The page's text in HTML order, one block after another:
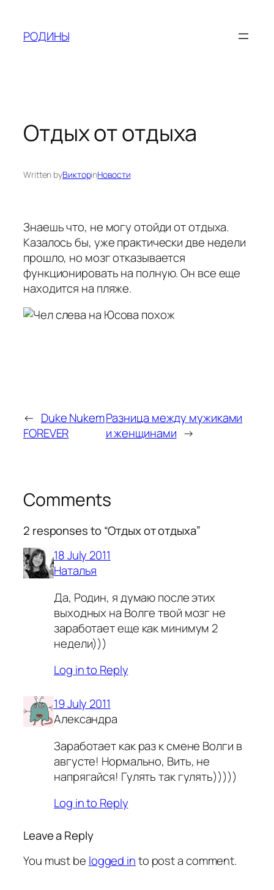
content
РОДИНЫ
Отдых от отдыха
Written byВикторinНовости
Знаешь что, не могу отойди от отдыха.
Казалось бы, уже практически две недели
прошло, но мозг отказывается
функционировать на полную. Он все еще
находится на пляже.
← Duke Nukem
FOREVER
Разница между мужиками
и женщинами →
Comments
2 responses to “Отдых от отдыха”
18 July 2011
Наталья
Да, Родин, я думаю после этих
выходных на Волге твой мозг не
заработает еще как минимум 2
недели)))
Log in to Reply
19 July 2011
Александра
Заработает как раз к смене Волги в
августе! Нормально, Вить, не
напрягайся! Гулять так гулять)))))
Log in to Reply
Leave a Reply
You must be logged into post a comment.